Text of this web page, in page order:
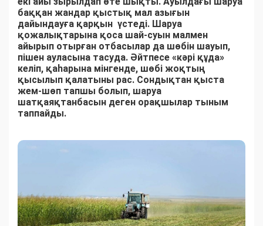
баққан жандар қыстық мал азығын
дайындауға қарқын үстеді. Шаруа
қожалықтарына қоса шай-суын малмен
айырып отырған отбасылар да шөбін шауып,
пішен ауласына тасуда. Әйтпесе «кәрі құда»
келіп, қаһарына мінгенде, шөбі жоқтың
қысылып қалатыны рас. Сондықтан қыста
жем-шөп тапшы болып, шаруа
шатқаяқтанбасын деген орақшылар тыным
таппайды.